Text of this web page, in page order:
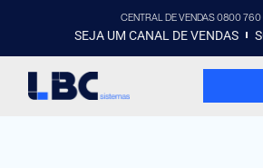
CENTRAL DE VENDAS 0800
SEJA UM CANAL DE VENDAS